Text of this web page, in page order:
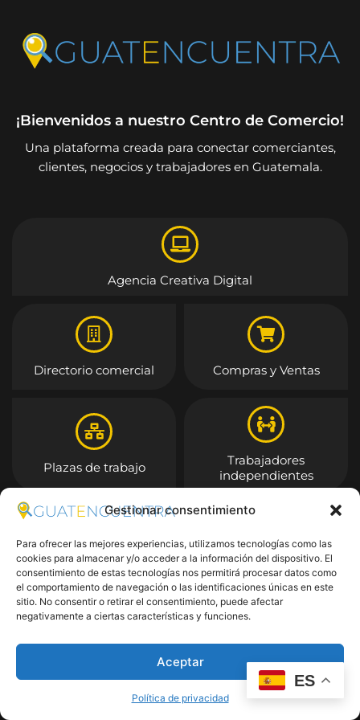
Gestionar consentimiento
Para ofrecer las mejores experiencias, utilizamos tecnologías como las
cookies para almacenar y/o acceder a la información del dispositivo. El
consentimiento de estas tecnologías nos permitirá procesar datos como
el comportamiento de navegación o las identificaciones únicas en este
sitio. No consentir o retirar el consentimiento, puede afectar
negativamente a ciertas características y funciones.
Aceptar
Política de privacidad
¡Bienvenidos a nuestro Centro de Comercio!
Una plataforma creada para conectar comerciantes,
clientes, negocios y trabajadores en Guatemala.
Agencia Creativa Digital
Directorio comercial Compras y Ventas
Plazas de trabajo
Trabajadores
independientes
Entrar
ES